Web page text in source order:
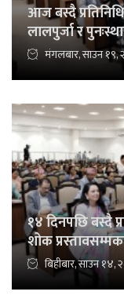
आज बस्दै
लालपुर्जा र
मंगलबार, साउन १९,
१४ दिनपछि बस्दै
शोक
बिहीबार, साउन १४,